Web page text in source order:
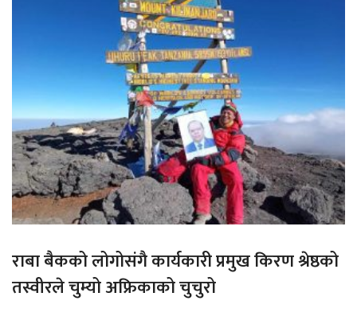
राबा बैकको लोगोसंगै कार्यकारी प्रमुख किरण श्रेष्ठको
तस्वीरले चुम्यो अफ्रिकाको चुचुरो